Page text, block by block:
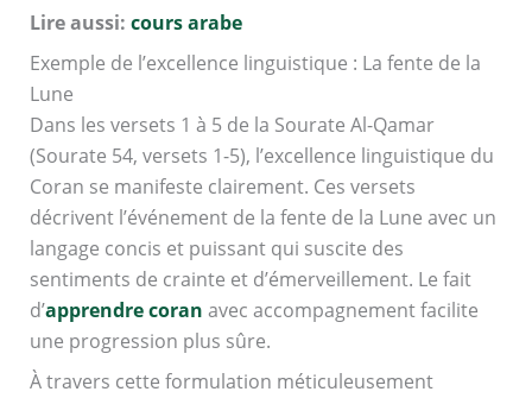
Lire aussi: cours arabe
Exemple de l’excellence linguistique : La fente de la
Lune
Dans les versets 1 à 5 de la Sourate Al-Qamar
(Sourate 54, versets 1-5), l’excellence linguistique du
Coran se manifeste clairement. Ces versets
décrivent l’événement de la fente de la Lune avec un
langage concis et puissant qui suscite des
sentiments de crainte et d’émerveillement. Le fait
d’apprendre coran avec accompagnement facilite
une progression plus sûre.
À travers cette formulation méticuleusement